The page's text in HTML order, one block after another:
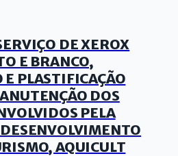
DE XEROX
E BRANCO,
E PLASTIFICAÇÃO
DOS
PELA
AQUICULT